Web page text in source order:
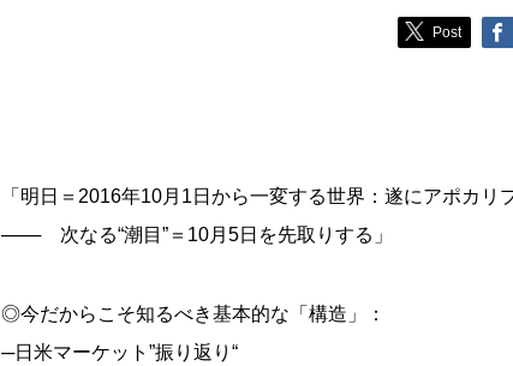
Post
「明日＝2016年10月1日から一変する世界：遂にアポカリ
─── 次なる“潮目”＝10月5日を先取りする」
◎今だからこそ知るべき基本的な「構造」：
─日米マーケット”振り返り“